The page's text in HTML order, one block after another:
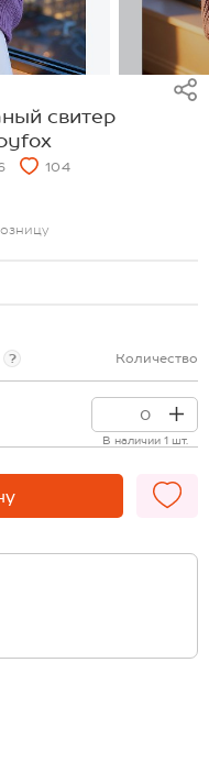
свитер
104
? Количество
В наличии 1 шт.